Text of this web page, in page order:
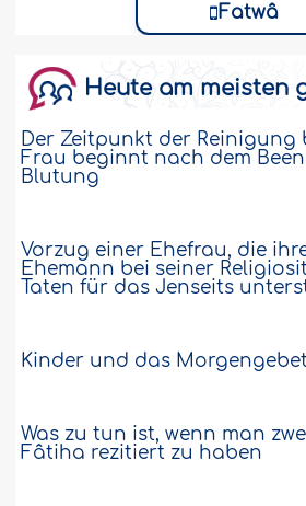
Fatwâ
Heute am meisten
Der Zeitpunkt der Reinigung
Frau beginnt nach dem
Blutung
Vorzug einer Ehefrau, die
Ehemann bei seiner
Taten für das Jenseits
Kinder und das
Was zu tun ist, wenn man
Fâtiha rezitiert zu haben